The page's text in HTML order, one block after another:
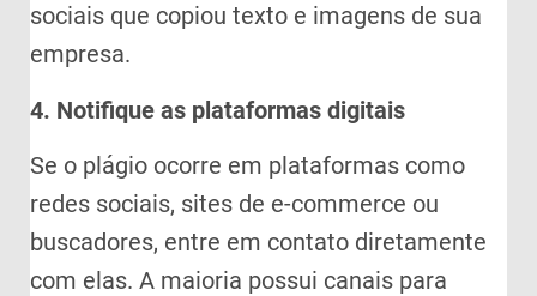
sociais que copiou texto e imagens de sua
empresa.
4. Notifique as plataformas digitais
Se o plágio ocorre em plataformas como
redes sociais, sites de e-commerce ou
buscadores, entre em contato diretamente
com elas. A maioria possui canais para